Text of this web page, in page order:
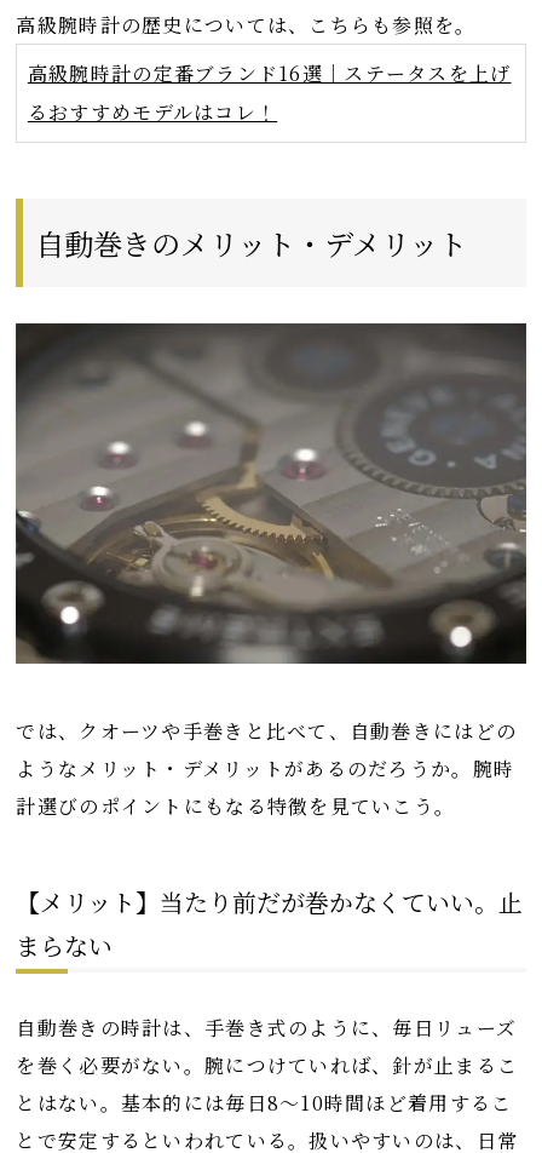
高級腕時計の歴史については、こちらも参照を。
高級腕時計の定番ブランド16選｜ステータスを上げ
るおすすめモデルはコレ！
自動巻きのメリット・デメリット
では、クオーツや手巻きと比べて、自動巻きにはどの
ようなメリット・デメリットがあるのだろうか。腕時
計選びのポイントにもなる特徴を見ていこう。
【メリット】当たり前だが巻かなくていい。止
まらない
自動巻きの時計は、手巻き式のように、毎日リューズ
を巻く必要がない。腕につけていれば、針が止まるこ
とはない。基本的には毎日8～10時間ほど着用するこ
とで安定するといわれている。扱いやすいのは、日常